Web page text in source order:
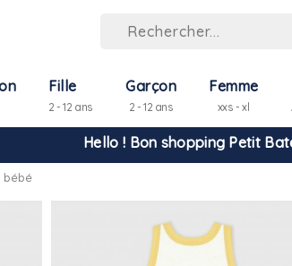
Fille
2 - 12 ans
Garçon
2 - 12 ans
Femme
xxs - xl
Hello ! Bon shopping Petit
-10% pour tout paiement par carte
bébé